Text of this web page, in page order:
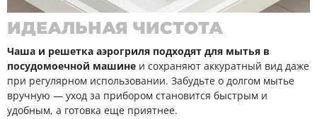
ИДЕАЛЬНАЯ ЧИСТОТА
Чаша и решетка аэрогриля подходят для мытья в
посудомоечной машине и сохраняют аккуратный вид даже
при регулярном использовании. Забудьте о долгом мытье
вручную — уход за прибором становится быстрым и
удобным, а готовка еще приятнее.